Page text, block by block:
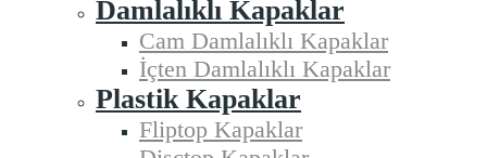
Damlalıklı Kapaklar
Cam Damlalıklı Kapaklar
İçten Damlalıklı Kapaklar
Plastik Kapaklar
Fliptop Kapaklar